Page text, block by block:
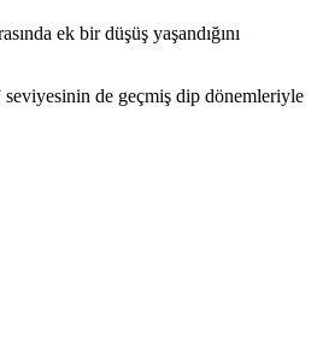
ek bir düşüş yaşandığını
seviyesinin de geçmiş dip dönemleriyle